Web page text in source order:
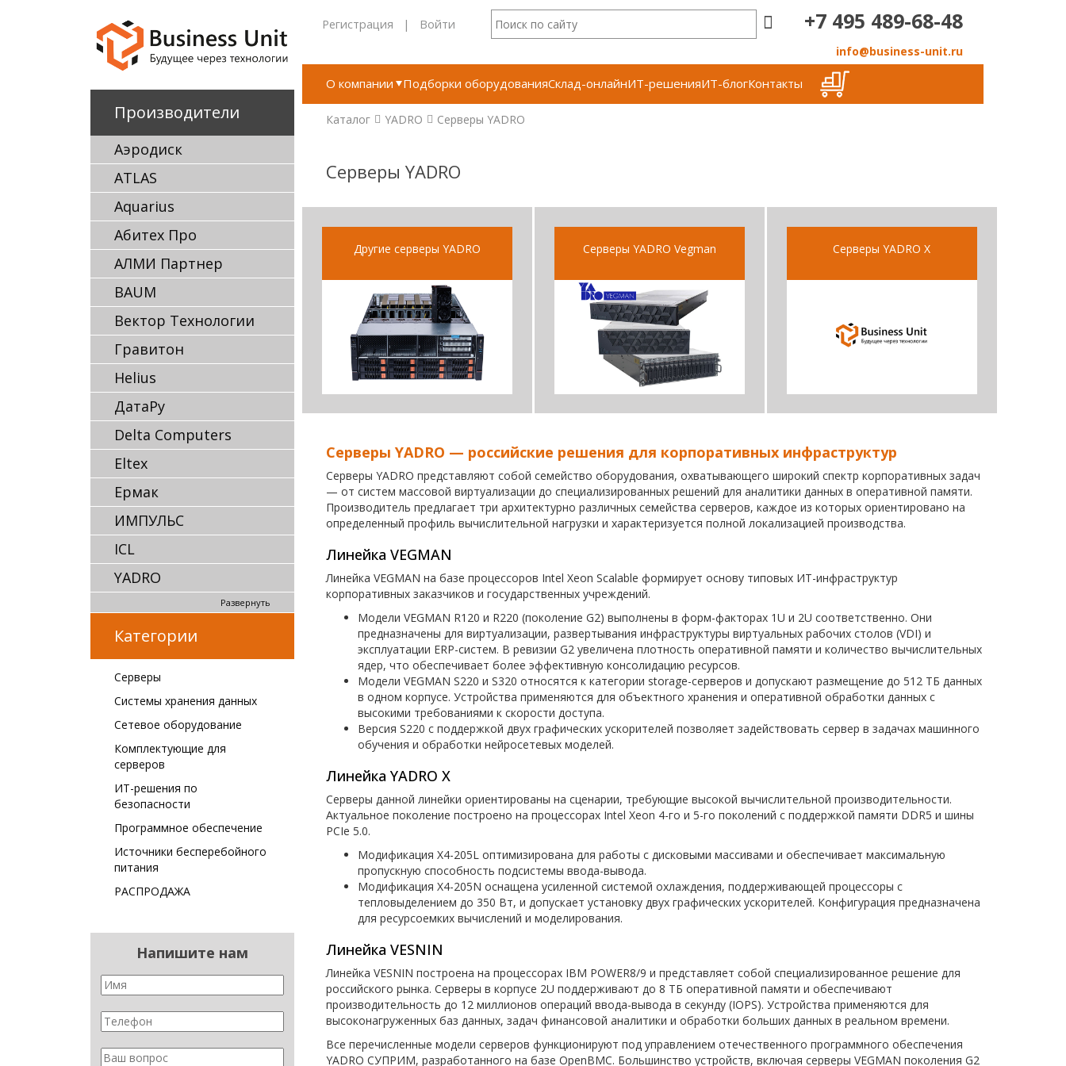
Производители
Аэродиск
ATLAS
Aquarius
Абитех Про
АЛМИ Партнер
BAUM
Вектор Технологии
Гравитон
Helius
ДатаРу
Delta Computers
Eltex
Ермак
ИМПУЛЬС
ICL
YADRO
Развернуть
Категории
Серверы
Системы хранения данных
Сетевое оборудование
Комплектующие для
серверов
ИТ-решения по
безопасности
Программное обеспечение
Источники бесперебойного
питания
РАСПРОДАЖА
Напишите нам
Регистрация | Войти +7 495 489-68-48
info@business-unit.ru
О компании Подборки оборудованияСклад-онлайнИТ-решенияИТ-блогКонтакты
Каталог YADRO Серверы YADRO
Серверы YADRO
Другие серверы YADRO Серверы YADRO Vegman Серверы YADRO X
Серверы YADRO — российские решения для корпоративных инфраструктур
Серверы YADRO представляют собой семейство оборудования, охватывающего широкий спектр корпоративных задач
— от систем массовой виртуализации до специализированных решений для аналитики данных в оперативной памяти.
Производитель предлагает три архитектурно различных семейства серверов, каждое из которых ориентировано на
определенный профиль вычислительной нагрузки и характеризуется полной локализацией производства.
Линейка VEGMAN
Линейка VEGMAN на базе процессоров Intel Xeon Scalable формирует основу типовых ИТ-инфраструктур
корпоративных заказчиков и государственных учреждений.
Модели VEGMAN R120 и R220 (поколение G2) выполнены в форм-факторах 1U и 2U соответственно. Они
предназначены для виртуализации, развертывания инфраструктуры виртуальных рабочих столов (VDI) и
эксплуатации ERP-систем. В ревизии G2 увеличена плотность оперативной памяти и количество вычислительных
ядер, что обеспечивает более эффективную консолидацию ресурсов.
Модели VEGMAN S220 и S320 относятся к категории storage-серверов и допускают размещение до 512 ТБ данных
в одном корпусе. Устройства применяются для объектного хранения и оперативной обработки данных с
высокими требованиями к скорости доступа.
Версия S220 с поддержкой двух графических ускорителей позволяет задействовать сервер в задачах машинного
обучения и обработки нейросетевых моделей.
Линейка YADRO X
Серверы данной линейки ориентированы на сценарии, требующие высокой вычислительной производительности.
Актуальное поколение построено на процессорах Intel Xeon 4-го и 5-го поколений с поддержкой памяти DDR5 и шины
PCIe 5.0.
Модификация X4-205L оптимизирована для работы с дисковыми массивами и обеспечивает максимальную
пропускную способность подсистемы ввода-вывода.
Модификация X4-205N оснащена усиленной системой охлаждения, поддерживающей процессоры с
тепловыделением до 350 Вт, и допускает установку двух графических ускорителей. Конфигурация предназначена
для ресурсоемких вычислений и моделирования.
Линейка VESNIN
Линейка VESNIN построена на процессорах IBM POWER8/9 и представляет собой специализированное решение для
российского рынка. Серверы в корпусе 2U поддерживают до 8 ТБ оперативной памяти и обеспечивают
производительность до 12 миллионов операций ввода-вывода в секунду (IOPS). Устройства применяются для
высоконагруженных баз данных, задач финансовой аналитики и обработки больших данных в реальном времени.
Все перечисленные модели серверов функционируют под управлением отечественного программного обеспечения
YADRO СУПРИМ, разработанного на базе OpenBMC. Большинство устройств, включая серверы VEGMAN поколения G2